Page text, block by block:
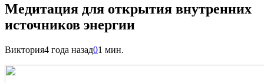
Медитация для открытия внутренних
источников энергии
Виктория4 года назад01 мин.